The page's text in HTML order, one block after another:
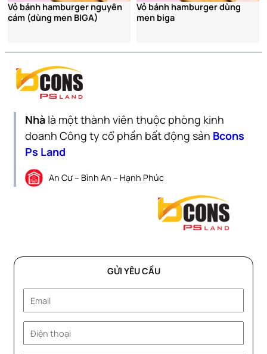
bánh hamburger nguyên
(dùng men BIGA)
Vỏ bánh hamburger dùng
men biga
Nhà là một thành viên thuộc phòng kinh
doanh Công ty cổ phần bất động sản Bcons
Ps Land
An Cư – Bình An – Hạnh Phúc
GỬI YÊU CẦU